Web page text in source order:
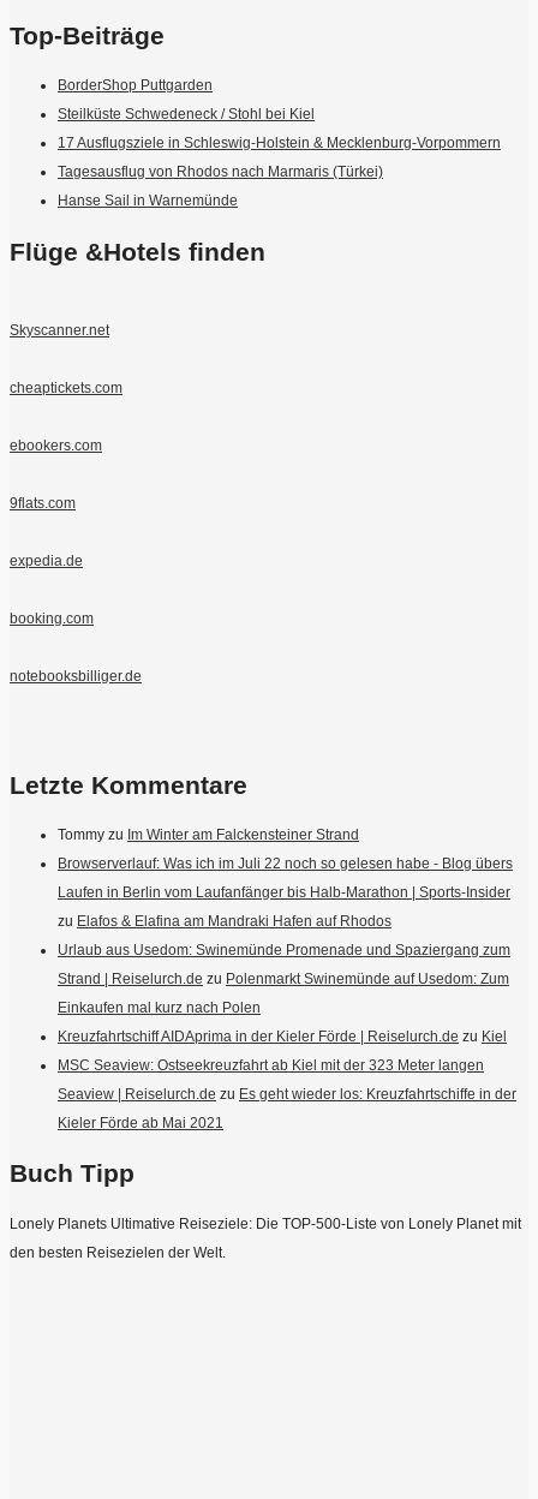
Top-Beiträge
BorderShop Puttgarden
Steilküste Schwedeneck / Stohl bei Kiel
17 Ausflugsziele in Schleswig-Holstein & Mecklenburg-Vorpommern
Tagesausflug von Rhodos nach Marmaris (Türkei)
Hanse Sail in Warnemünde
Flüge &Hotels finden
Skyscanner.net
cheaptickets.com
ebookers.com
9flats.com
expedia.de
booking.com
notebooksbilliger.de
Letzte Kommentare
Tommy zu Im Winter am Falckensteiner Strand
Browserverlauf: Was ich im Juli 22 noch so gelesen habe - Blog übers
Laufen in Berlin vom Laufanfänger bis Halb-Marathon | Sports-Insider
zu Elafos & Elafina am Mandraki Hafen auf Rhodos
Urlaub aus Usedom: Swinemünde Promenade und Spaziergang zum
Strand | Reiselurch.de zu Polenmarkt Swinemünde auf Usedom: Zum
Einkaufen mal kurz nach Polen
Kreuzfahrtschiff AIDAprima in der Kieler Förde | Reiselurch.de zu Kiel
MSC Seaview: Ostseekreuzfahrt ab Kiel mit der 323 Meter langen
Seaview | Reiselurch.de zu Es geht wieder los: Kreuzfahrtschiffe in der
Kieler Förde ab Mai 2021
Buch Tipp
Lonely Planets Ultimative Reiseziele: Die TOP-500-Liste von Lonely Planet mit
den besten Reisezielen der Welt.